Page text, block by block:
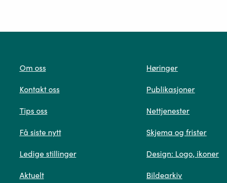
oss
deg vår mest relevante informasjon.
Om oss
Kontakt oss
Tips oss
Få siste nytt
Ledige stillinger
Aktuelt
Høringer
Publikasjoner
Nettjenester
Skjema og frister
Design: Logo, ikoner
Bildearkiv